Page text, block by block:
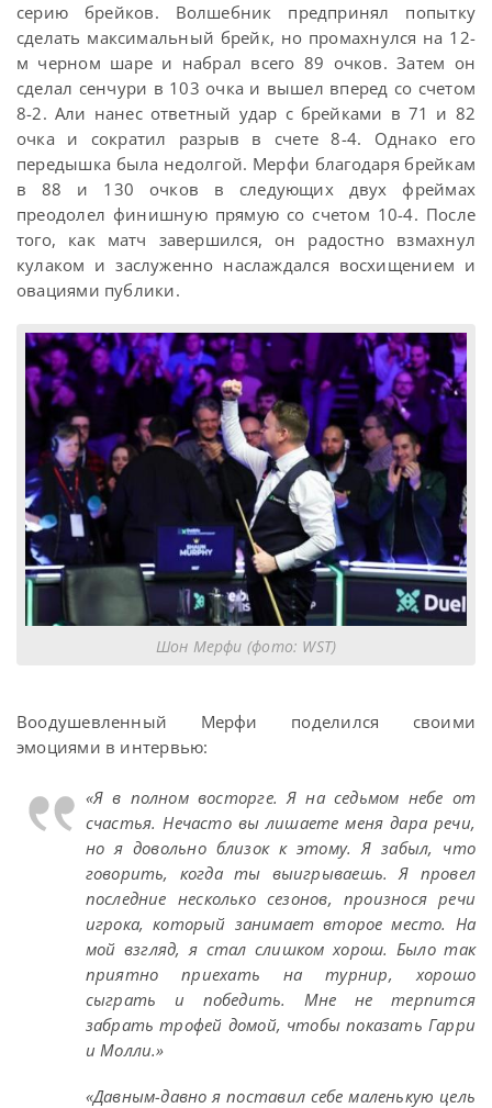
серию брейков. Волшебник предпринял попытку
сделать максимальный брейк, но промахнулся на 12-
м черном шаре и набрал всего 89 очков. Затем он
сделал сенчури в 103 очка и вышел вперед со счетом
8-2. Али нанес ответный удар с брейками в 71 и 82
очка и сократил разрыв в счете 8-4. Однако его
передышка была недолгой. Мерфи благодаря брейкам
в 88 и 130 очков в следующих двух фреймах
преодолел финишную прямую со счетом 10-4. После
того, как матч завершился, он радостно взмахнул
кулаком и заслуженно наслаждался восхищением и
овациями публики.
Шон Мерфи (фото: WST)
Воодушевленный Мерфи поделился своими
эмоциями в интервью:
«Я в полном восторге. Я на седьмом небе от
счастья. Нечасто вы лишаете меня дара речи,
но я довольно близок к этому. Я забыл, что
говорить, когда ты выигрываешь. Я провел
последние несколько сезонов, произнося речи
игрока, который занимает второе место. На
мой взгляд, я стал слишком хорош. Было так
приятно приехать на турнир, хорошо
сыграть и победить. Мне не терпится
забрать трофей домой, чтобы показать Гарри
и Молли.»
«Давным-давно я поставил себе маленькую цель